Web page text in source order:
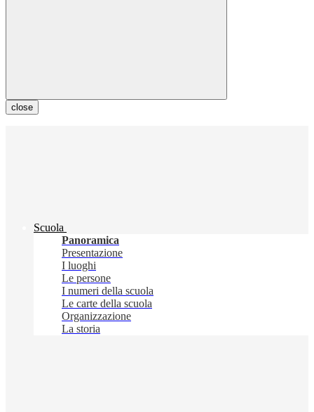
close
Scuola
Panoramica
Presentazione
I luoghi
Le persone
I numeri della scuola
Le carte della scuola
Organizzazione
La storia